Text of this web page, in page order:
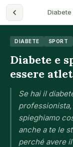
DIABETE SPORT
Diabete e
essere
Se hai il
spieghiamo
anche a te le
perché avere